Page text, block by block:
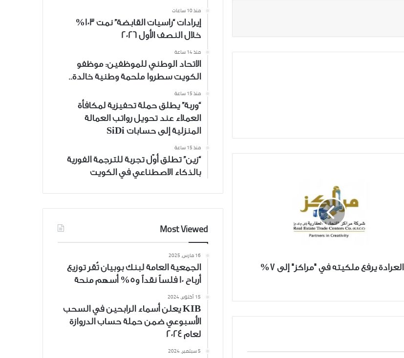
العرادة يرفع ملكيته في "مراكز" إلى 7%
منذ 10 ساعات
إيرادات “راسيات القابضة” نمت 103%
خلال النصف الأول 2026
منذ 14 ساعة
الاتحاد الوطني للموظفين: موظفو
الكويت سطروا ملحمة وطنية خالدة..
منذ 15 ساعة
“وربة” يطلق حملة تحفيزية لمكافأة
العملاء عند تحويل رواتب العمالة
المنزلية إلى حسابات SiDi
منذ 15 ساعة
“زين” تطلق أوّل تجربة للترجمة الفورية
بالذكاء الاصطناعي في الكويت
Most Viewed
16 مارس، 2025
الجمعية العامة لبنك بوبيان تُقر توزيع
أرباح 10 فلساً نقداً و5% أسهم منحة
15 أكتوبر، 2024
KIB يعلن أسماء الرابحين في السحب
الأسبوعي ضمن حملة حساب الدروازة
لعام 2024
5 سبتمبر، 2024